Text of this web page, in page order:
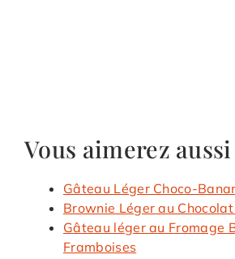
Vous aimerez aussi
Gâteau Léger Choco-
Brownie Léger au
Gâteau léger au Fromage
Framboises